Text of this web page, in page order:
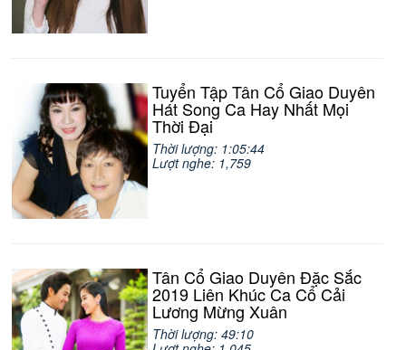
Tuyển Tập Tân Cổ Giao Duyên
Hát Song Ca Hay Nhất Mọi
Thời Đại
Thời lượng: 1:05:44
Lượt nghe: 1,759
Tân Cổ Giao Duyên Đặc Sắc
2019 Liên Khúc Ca Cổ Cải
Lương Mừng Xuân
Thời lượng: 49:10